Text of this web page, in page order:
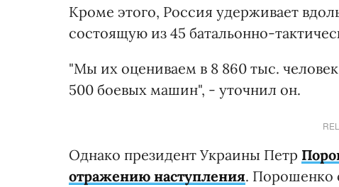
Кроме этого, Россия удерживает
состоящую из 45 батальонно-
"Мы их оцениваем в 8 860 тыс.
500 боевых машин", - уточнил он.
Однако президент Украины Петр
отражению наступления. Порошенко